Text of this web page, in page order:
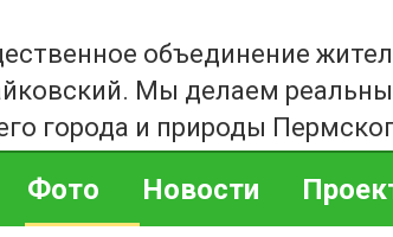
объединение
Мы делаем
города и природы
Фото Новости